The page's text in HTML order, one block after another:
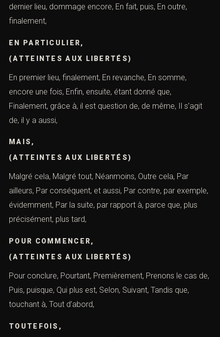
dernier lieu, dommage encore, En fait, puis, En outre,
finalement,
EN PARTICULIER,
(ATTEINTES AUX LIBERTÉS)
En premier lieu, finalement, En revanche, En somme,
encore une fois, Enfin, ensuite, étant donné que,
Finalement, grâce à, il est question de, de même, Il s’agit
de, il y a aussi,
MAIS,
(ATTEINTES AUX LIBERTÉS)
Malgré cela, Malgré tout, Néanmoins, Outre cela, Par
ailleurs, Par conséquent, et aussi, Par contre, par exemple,
évidemment, Par la suite, par rapport à, parce que, plus
précisément, plus tard,
POUR COMMENCER,
(ATTEINTES AUX LIBERTÉS)
Pour conclure, Pourtant, Premièrement, Prenons le cas de,
Puis, puisque, Qui plus est, Selon, Suivant, Tandis que,
touchant à, Tout d’abord,
TOUTEFOIS,